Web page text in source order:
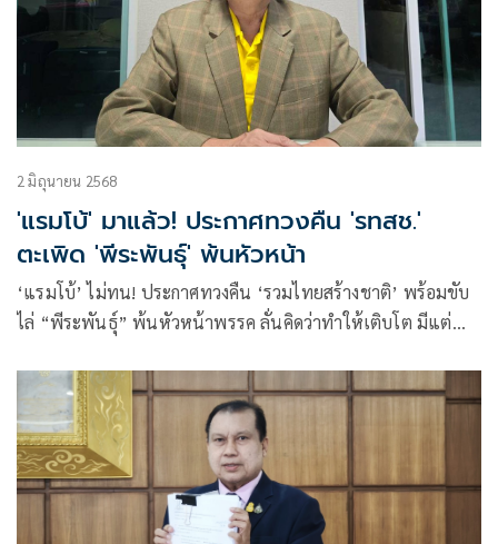
2 มิถุนายน 2568
'แรมโบ้' มาแล้ว! ประกาศทวงคืน 'รทสช.'
ตะเพิด 'พีระพันธุ์' พ้นหัวหน้า
‘แรมโบ้’ ไม่ทน! ประกาศทวงคืน ‘รวมไทยสร้างชาติ’ พร้อมขับ
ไล่ “พีระพันธุ์” พ้นหัวหน้าพรรค ลั่นคิดว่าทำให้เติบโต มีแต่